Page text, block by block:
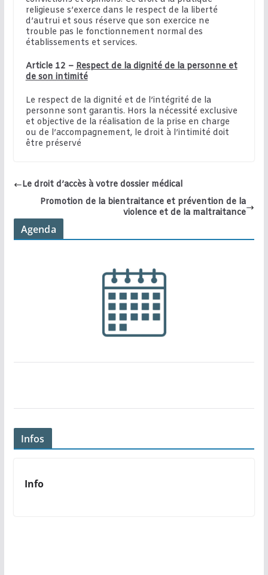
religieuse s’exerce dans le respect de la liberté
d’autrui et sous réserve que son exercice ne
trouble pas le fonctionnement normal des
établissements et services.
Article 12 –Respect de la dignité de la personne et
de son intimité
Le respect de la dignité et de l’intégrité de la
personne sont garantis. Hors la nécessité exclusive
et objective de la réalisation de la prise en charge
ou de l’accompagnement, le droit à l’intimité doit
être préservé
Le droit d’accès à votre dossier médical
Promotion de la bientraitance et prévention de la
violence et de la maltraitance
Agenda
Infos
Info